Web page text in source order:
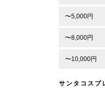
〜5,000円
〜8,000円
〜10,000円
サンタコスプ